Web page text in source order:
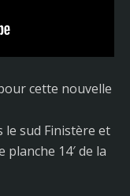
cette nouvelle
le sud Finistère et
14′ de la